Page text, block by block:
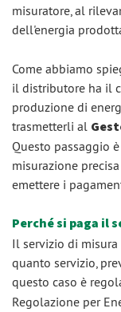
misuratore, al
dell'energia
Come abbiamo
il distributore ha il
produzione di
trasmetterli al
Questo passaggio
misurazione
emettere i
Perché si paga il
Il servizio di
quanto servizio,
questo caso è
Regolazione per